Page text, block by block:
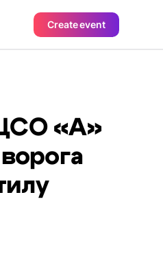
Create event
ЦСО «А»